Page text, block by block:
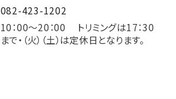
082-423-1202
10：00～20：00 トリミングは17：30
まで・（火）（土）は定休日となります。